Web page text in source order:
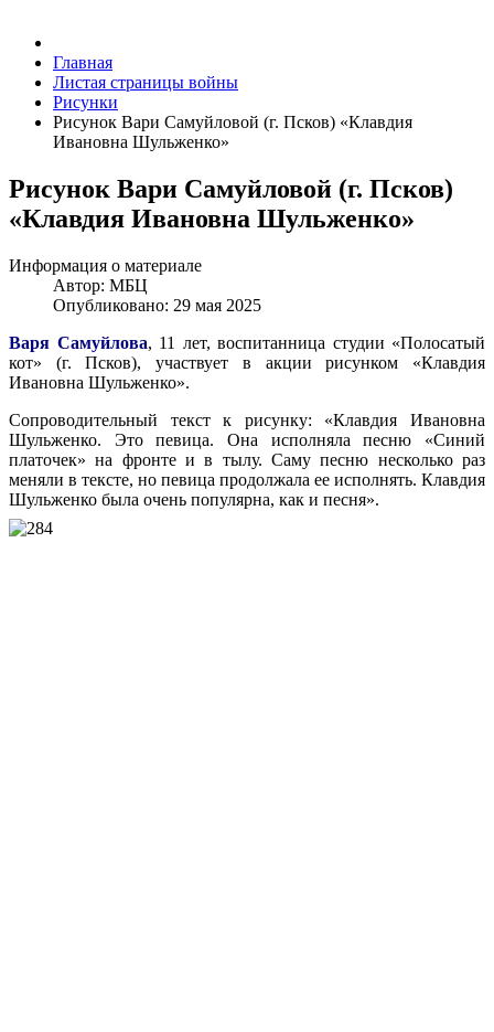
Главная
Листая страницы войны
Рисунки
Рисунок Вари Самуйловой (г. Псков) «Клавдия
Ивановна Шульженко»
Рисунок Вари Самуйловой (г. Псков)
«Клавдия Ивановна Шульженко»
Информация о материале
Автор: МБЦ
Опубликовано: 29 мая 2025
Варя Самуйлова, 11 лет, воспитанница студии «Полосатый
кот» (г. Псков), участвует в акции рисунком «Клавдия
Ивановна Шульженко».
Сопроводительный текст к рисунку: «Клавдия Ивановна
Шульженко. Это певица. Она исполняла песню «Синий
платочек» на фронте и в тылу. Саму песню несколько раз
меняли в тексте, но певица продолжала ее исполнять. Клавдия
Шульженко была очень популярна, как и песня».